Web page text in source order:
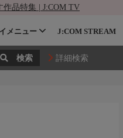
作品特集 | J:COM TV
メニュー J:COM STREAM
詳細検索